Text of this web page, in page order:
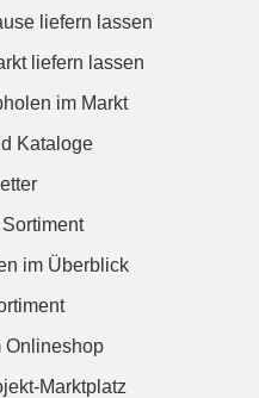
liefern lassen
liefern lassen
im Markt
Kataloge
im Überblick
Onlineshop
Marktplatz